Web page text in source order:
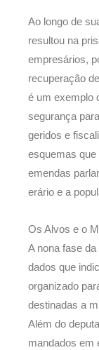
Ao longo de
resultou na
empresários,
recuperação
é um exemplo
segurança
geridos e
esquemas
emendas
erário e a
Os Alvos e o
A nona fase
dados que
organizado
destinadas a
Além do
mandados em